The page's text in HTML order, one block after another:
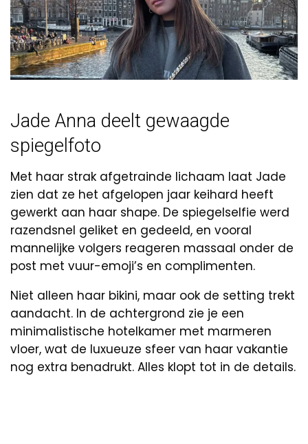
Jade Anna deelt gewaagde
spiegelfoto
Met haar strak afgetrainde lichaam laat Jade
zien dat ze het afgelopen jaar keihard heeft
gewerkt aan haar shape. De spiegelselfie werd
razendsnel geliket en gedeeld, en vooral
mannelijke volgers reageren massaal onder de
post met vuur-emoji’s en complimenten.
Niet alleen haar bikini, maar ook de setting trekt
aandacht. In de achtergrond zie je een
minimalistische hotelkamer met marmeren
vloer, wat de luxueuze sfeer van haar vakantie
nog extra benadrukt. Alles klopt tot in de details.